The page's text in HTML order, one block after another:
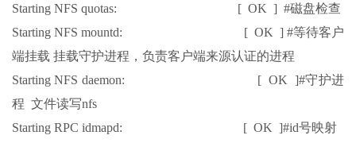
Starting NFS quotas: [ OK ] #磁盘检查
Starting NFS mountd: [ OK ] #等待客户
端挂载 挂载守护进程，负责客户端来源认证的进程
Starting NFS daemon: [ OK ]#守护进
程 文件读写nfs
Starting RPC idmapd: [ OK ]#id号映射